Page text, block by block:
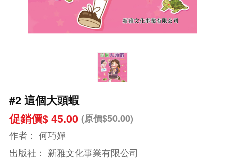
#2 這個大頭蝦
促銷價$ 45.00 (原價$50.00)
作者： 何巧嬋
出版社： 新雅文化事業有限公司